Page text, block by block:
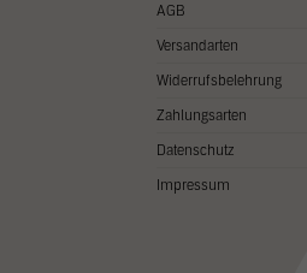
AGB
Versandarten
Widerrufsbelehrung
Zahlungsarten
Datenschutz
Impressum